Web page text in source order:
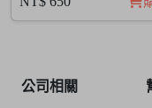
公司相關